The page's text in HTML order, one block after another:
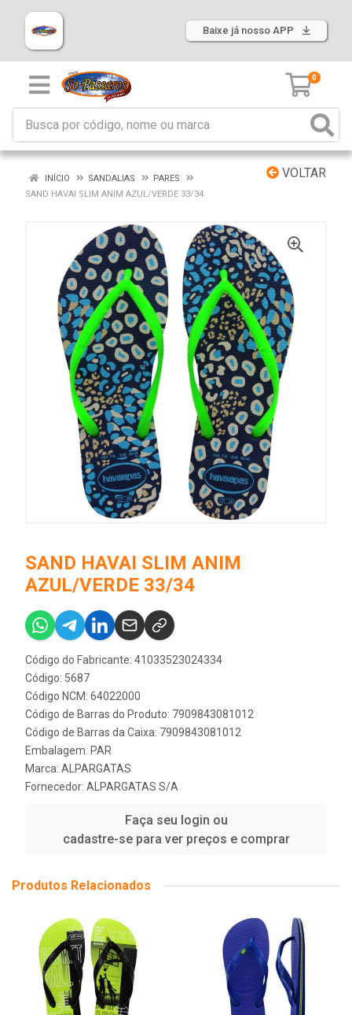
Baixe já nosso APP
0
VOLTAR
INÍCIO SANDALIAS
PARES
SAND HAVAI SLIM ANIM AZUL/VERDE 33/34
SAND HAVAI SLIM ANIM
AZUL/VERDE 33/34
Código do Fabricante: 41033523024334
Código: 5687
Código NCM: 64022000
Código de Barras do Produto: 7909843081012
Código de Barras da Caixa: 7909843081012
Embalagem: PAR
Marca: ALPARGATAS
Fornecedor: ALPARGATAS S/A
Faça seu login ou
cadastre-se para ver preços e comprar
Produtos Relacionados